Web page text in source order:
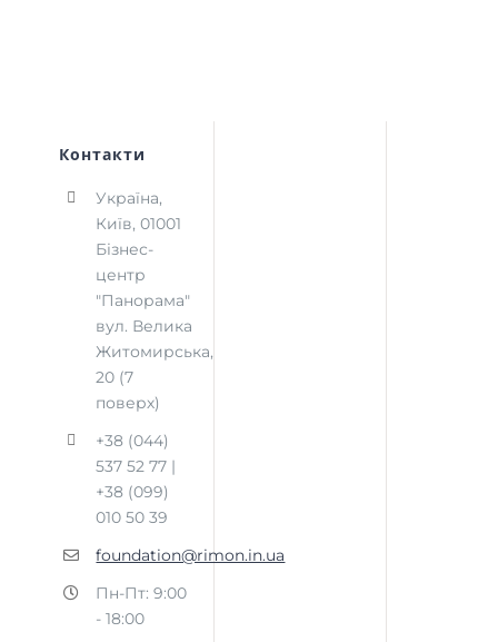
Контакти
Україна,
Київ, 01001
Бізнес-
центр
"Панорама"
вул. Велика
Житомирська,
20 (7
поверх)
+38 (044)
537 52 77 |
+38 (099)
010 50 39
foundation@rimon.in.ua
Пн-Пт: 9:00
- 18:00